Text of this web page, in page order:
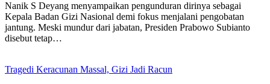
Nanik S Deyang menyampaikan pengunduran dirinya sebagai
Kepala Badan Gizi Nasional demi fokus menjalani pengobatan
jantung. Meski mundur dari jabatan, Presiden Prabowo Subianto
disebut tetap…
Tragedi Keracunan Massal, Gizi Jadi Racun